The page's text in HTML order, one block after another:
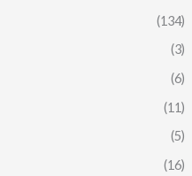
(134)
(3)
(6)
(11)
(5)
(16)